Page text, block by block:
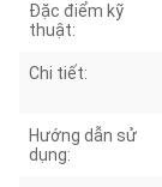
Đặc điểm kỹ
thuật:
Chi tiết:
Hướng dẫn sử
dụng: